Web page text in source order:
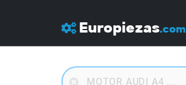
Europiezas.com